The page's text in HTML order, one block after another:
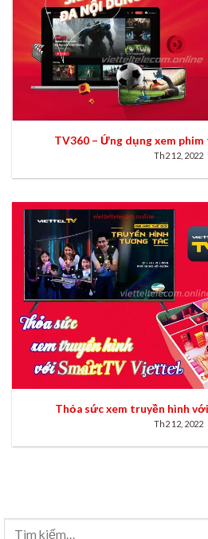
TV360 – Ứng dụng xem phim
Th2 12, 2022
Thỏa sức xem truyền hình
Th2 12, 2022